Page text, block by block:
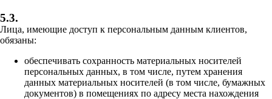
5.3.
Лица, имеющие доступ к персональным данным клиентов,
обязаны:
обеспечивать сохранность материальных носителей
персональных данных, в том числе, путем хранения
данных материальных носителей (в том числе, бумажных
документов) в помещениях по адресу места нахождения